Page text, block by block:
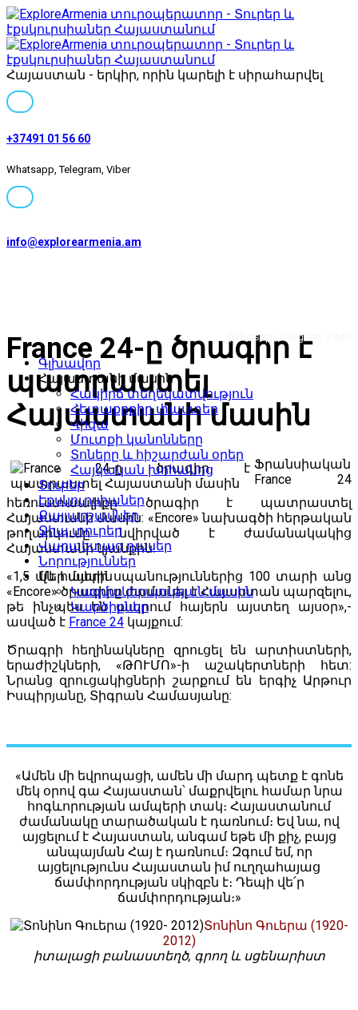
Հայաստան - երկիր, որին կարելի է սիրահարվել
+37491 01 56 60
Whatsapp, Telegram, Viber
info@explorearmenia.am
(Whatsapp, Telegram, Viber)
Գլխավոր
Հայաստանի մասին
Հակիրճ տեղեկատվություն
Հետաքրքիր փաստեր
Վիզա
Մուտքի կանոնները
Տոները և հիշարժան օրեր
Հայկական խոհանոց
Տուրեր
Էքսկուրսիաներ
Քայլարշավներ
Ջիպ տուրեր
Վարպետաց դասեր
Նորություններ
Մեր մասին
Կազմակերպության մասին
Կարծիքներ
France 24-ը ծրագիր է
պատրաստել
Հայաստանի մասին
Ֆրանսիական
France 24
հեռուստաալիքը ծրագիր է պատրաստել
Հայաստանի մասին: «Encore» նախագծի հերթական
թողարկումը նվիրված է ժամանակակից
Հայաստանի կյանքին:
«1,5 մլն հայերի սպանություններից 100 տարի անց
«Encore» ծրագիրը ժամանել է Հայաստան պարզելու,
թե ինչպես են ապրում հայերն այստեղ այսօր»,-
ասված է France 24 կայքում:
Ծրագրի հեղինակները զրուցել են արտիստների,
երաժիշկների, «ԹՈՒՄՈ»-ի աշակերտների հետ:
Նրանց զրուցակիցների շարքում են երգիչ Արթուր
Իսպիրյանը, Տիգրան Համասյանը:
«Ամեն մի եվրոպացի, ամեն մի մարդ պետք է գոնե
մեկ օրով գա Հայաստան՝ մաքրվելու համար նրա
հոգևորության ամպերի տակ։ Հայաստանում
ժամանակը տարածական է դառնում։ Եվ նա, ով
այցելում է Հայաստան, անգամ եթե մի քիչ, բայց
անպայման Հայ է դառնում։ Զգում եմ, որ
այցելությունս Հայաստան իմ ուղղահայաց
ճամփորդության սկիզբն է։ Դեպի վե՛ր
ճամփորդության։»
Տոնինո Գուերա (1920-
2012)
իտալացի բանաստեղծ, գրող և սցենարիստ